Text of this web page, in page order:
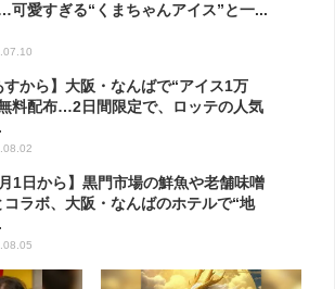
可愛すぎる“くまちゃんアイス”と一...
すから】大阪・なんばで“アイス1万
料配布…2日間限定で、ロッテの人気
月1日から】黒門市場の鮮魚や老舗味噌
コラボ、大阪・なんばのホテルで“地